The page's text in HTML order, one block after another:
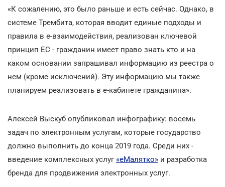
«К сожалению, это было раньше и есть сейчас. Однако, в
системе Трембита, которая вводит единые подходы и
правила в е-взаимодействия, реализован ключевой
принцип ЕС - гражданин имеет право знать кто и на
каком основании запрашивал информацию из реестра о
нем (кроме исключений). Эту информацию мы также
планируем реализовать в е-кабинете гражданина».
Алексей Выскуб опубликовал инфографику: восемь
задач по электронным услугам, которые государство
должно выполнить до конца 2019 года. Среди них -
введение комплексных услуг «еМалятко» и разработка
бренда для продвижения электронных услуг.